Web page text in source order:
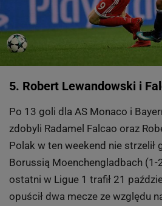
5. Robert Lewandowski i
Po 13 goli dla AS Monaco i
zdobyli Radamel Falcao oraz
Polak w ten weekend nie strzelił
Borussią Moenchengladbach (1-
ostatni w Ligue 1 trafił 21
opuścił dwa mecze ze względu